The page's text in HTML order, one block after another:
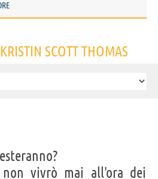
SCOTT THOMAS
vivrò mai all'ora dei